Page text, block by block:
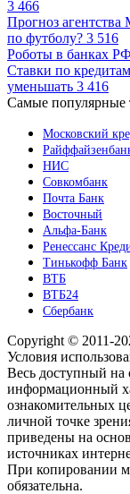
3 466
Прогноз агентства
по футболу? 3 516
Роботы в банках
Ставки по
уменьшать 3 416
Самые популярные
Московский
НИС
Совкомбанк
Почта Банк
Восточный
Альфа-Банк
Ренессанс
Тинькофф Банк
ВТБ
ВТБ24
Сбербанк
Copyright © 2011-
Условия
Весь доступный на
информационный
ознакомительных
личной точке
приведены на
источниках
При копировании
обязательна.